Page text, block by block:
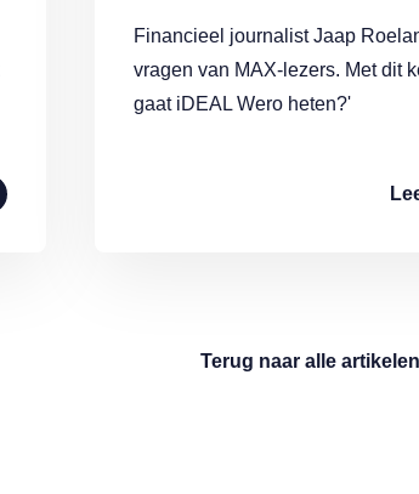
Financieel journalist Jaap
vragen van MAX-lezers. Met dit
gaat iDEAL Wero heten?'
Terug naar alle artikelen